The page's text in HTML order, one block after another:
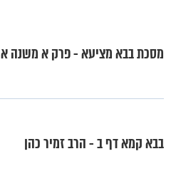
מסכת בבא מציעא - פרק א משנה א
בבא קמא דף ב - הרב זמיר כהן